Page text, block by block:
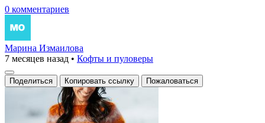
0 комментариев
Марина Измаилова
7 месяцев назад • Кофты и пуловеры
Поделиться Копировать ссылку Пожаловаться